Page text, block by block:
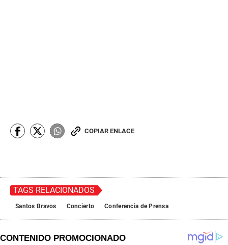
COPIAR ENLACE
TAGS RELACIONADOS
Santos Bravos Concierto Conferencia de Prensa